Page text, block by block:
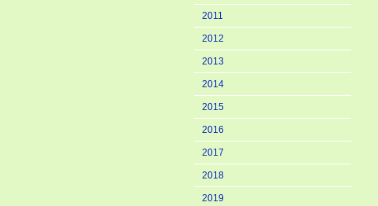
2011
2012
2013
2014
2015
2016
2017
2018
2019